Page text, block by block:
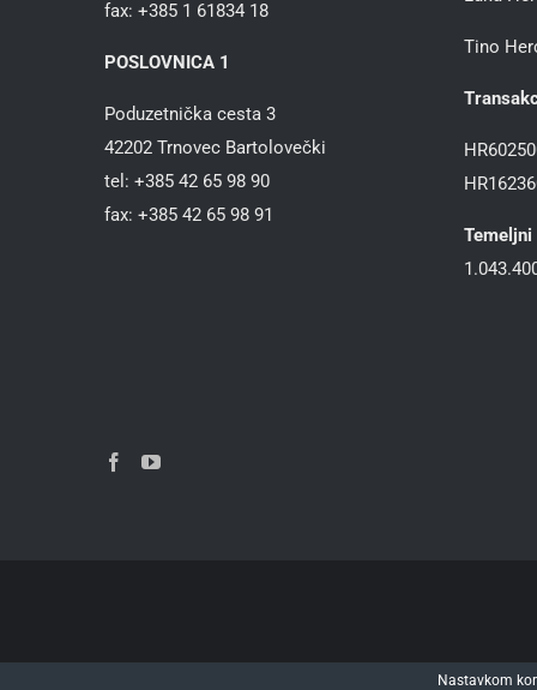
fax: +385 1 61834 18
POSLOVNICA 1
Poduzetnička cesta 3
42202 Trnovec Bartolovečki
tel: +385 42 65 98 90
fax: +385 42 65 98 91
Tino
Nastavkom